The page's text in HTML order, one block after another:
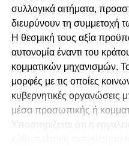
συλλογικά αιτήματα,
διευρύνουν τη συμμετοχή
Η θεσμική τους αξία
αυτονομία έναντι του
κομματικών μηχανισμών.
μορφές με τις οποίες
κυβερνητικές οργανώσεις
μέσα προσωπικής ή
Υποστηρίζεται ότι η